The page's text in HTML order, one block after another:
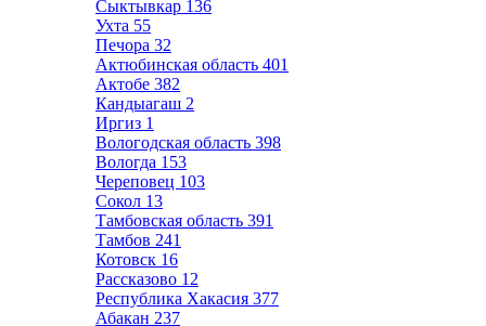
Сыктывкар 136
Ухта 55
Печора 32
Актюбинская область 401
Актобе 382
Кандыагаш 2
Иргиз 1
Вологодская область 398
Вологда 153
Череповец 103
Сокол 13
Тамбовская область 391
Тамбов 241
Котовск 16
Рассказово 12
Республика Хакасия 377
Абакан 237